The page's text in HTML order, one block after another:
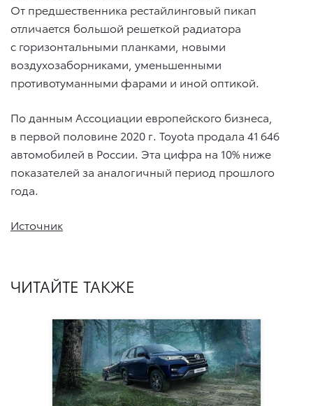
От предшественника рестайлинговый пикап
отличается большой решеткой радиатора
с горизонтальными планками, новыми
воздухозаборниками, уменьшенными
противотуманными фарами и иной оптикой.
По данным Ассоциации европейского бизнеса,
в первой половине 2020 г. Toyota продала 41 646
автомобилей в России. Эта цифра на 10% ниже
показателей за аналогичный период прошлого
года.
Источник
ЧИТАЙТЕ ТАКЖЕ